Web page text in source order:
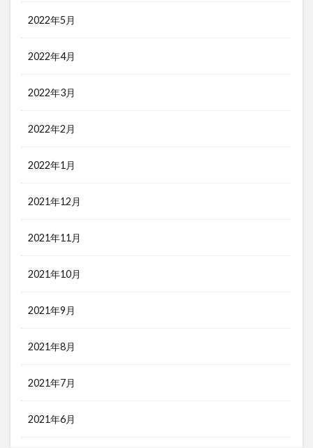
2022年5月
2022年4月
2022年3月
2022年2月
2022年1月
2021年12月
2021年11月
2021年10月
2021年9月
2021年8月
2021年7月
2021年6月